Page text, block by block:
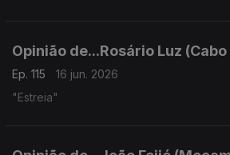
Opinião de...Rosário Luz (Cabo
Ep. 115
16 jun. 2026
"Estreia"